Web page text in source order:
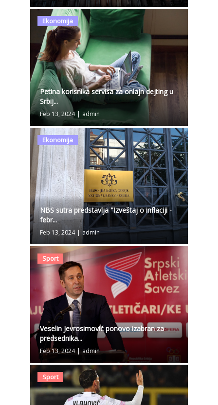
Ekonomija
Petina korisnika servisa za onlajn dejting u
Srbij...
Feb 13, 2024 | admin
Ekonomija
NBS sutra predstavlja "Izveštaj o inflaciji -
febr...
Feb 13, 2024 | admin
Sport
Veselin Jevrosimović ponovo izabran za
predsednika...
Feb 13, 2024 | admin
Sport